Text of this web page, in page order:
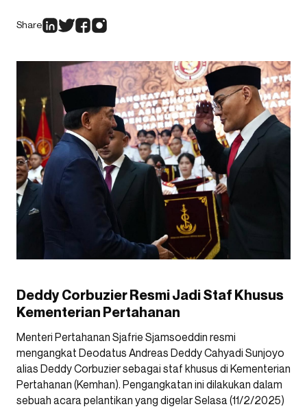
Share
Deddy Corbuzier Resmi Jadi Staf Khusus
Kementerian Pertahanan
Menteri Pertahanan Sjafrie Sjamsoeddin resmi
mengangkat Deodatus Andreas Deddy Cahyadi Sunjoyo
alias Deddy Corbuzier sebagai staf khusus di Kementerian
Pertahanan (Kemhan). Pengangkatan ini dilakukan dalam
sebuah acara pelantikan yang digelar Selasa (11/2/2025)